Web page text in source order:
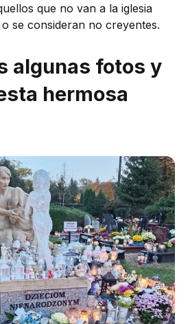
que no van a la iglesia
se consideran no creyentes.
algunas fotos y
hermosa